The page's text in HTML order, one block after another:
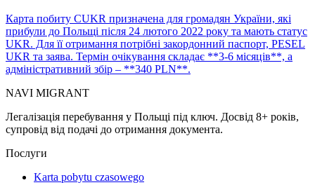
Карта побиту CUKR призначена для громадян України, які
прибули до Польщі після 24 лютого 2022 року та мають статус
UKR. Для її отримання потрібні закордонний паспорт, PESEL
UKR та заява. Термін очікування складає **3-6 місяців**, а
адміністративний збір – **340 PLN**.
NAVI MIGRANT
Легалізація перебування у Польщі під ключ. Досвід 8+ років,
супровід від подачі до отримання документа.
Послуги
Karta pobytu czasowego